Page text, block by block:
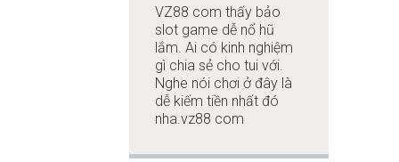
VZ88 com thấy bảo
slot game dễ nổ hũ
lắm. Ai có kinh nghiệm
gì chia sẻ cho tui với.
Nghe nói chơi ở đây là
dễ kiếm tiền nhất đó
nha.vz88 com